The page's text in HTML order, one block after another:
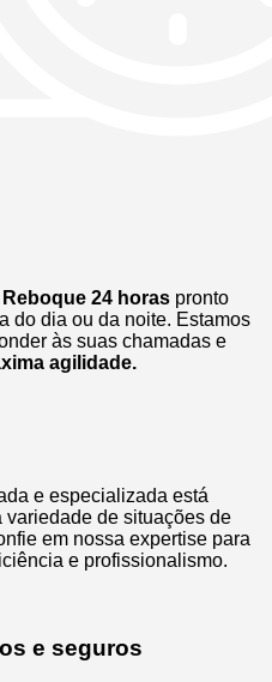
24 horas pronto
do dia ou da noite. Estamos
às suas chamadas e
agilidade.
e especializada está
variedade de situações de
em nossa expertise para
e profissionalismo.
e seguros